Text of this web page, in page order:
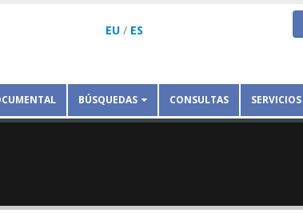
EU / ES
BÚSQUEDAS CONSULTAS SERVICIOS